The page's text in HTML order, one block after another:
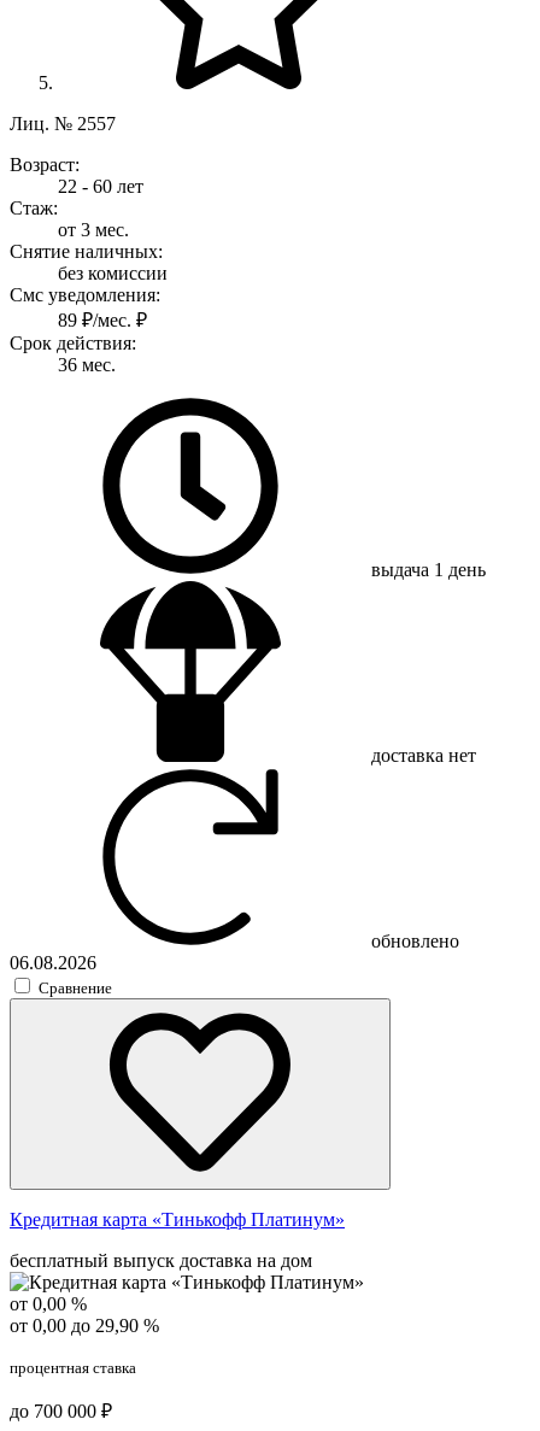
Лиц. № 2557
Возраст:
22 - 60 лет
Стаж:
от 3 мес.
Снятие наличных:
без комиссии
Смс уведомления:
89 ₽/мес. ₽
Срок действия:
36 мес.
выдача 1 день
доставка нет
обновлено
06.08.2026
Сравнение
Кредитная карта «Тинькофф Платинум»
бесплатный выпуск доставка на дом
от 0,00 %
от 0,00 до 29,90 %
процентная ставка
до 700 000 ₽